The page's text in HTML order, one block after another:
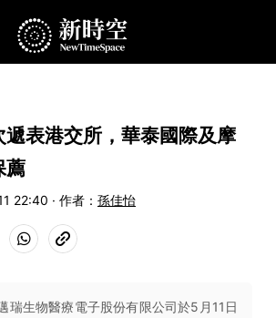
表港交所，華泰國際及摩
薦
22:40 · 作者： 孫佳怡
瑞生物醫療電子股份有限公司於5月11日